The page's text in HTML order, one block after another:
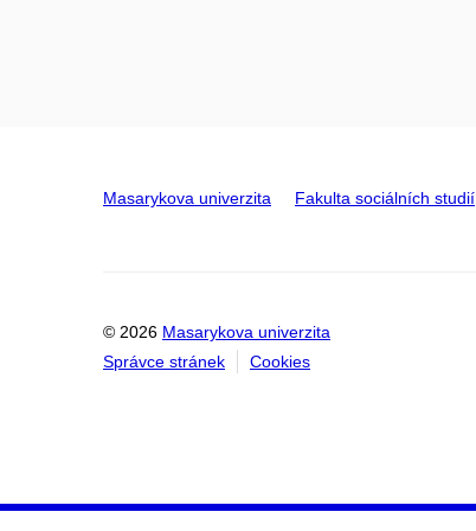
Masarykova univerzita Fakulta sociálních studií
© 2026 Masarykova univerzita
Správce stránek
Cookies